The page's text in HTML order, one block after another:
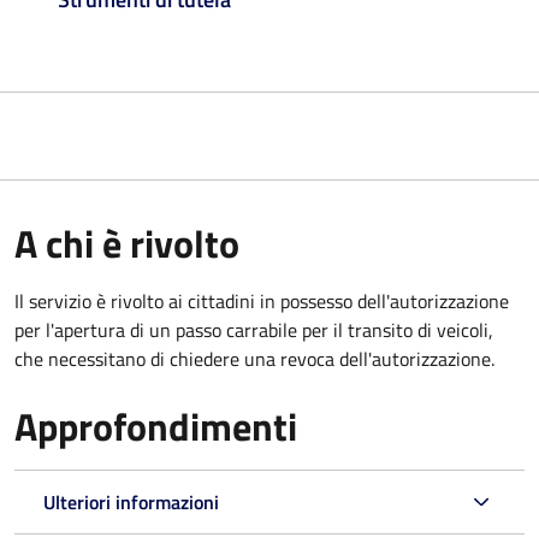
A chi è rivolto
Il servizio è rivolto ai cittadini in possesso dell'autorizzazione
per l'apertura di un passo carrabile per il transito di veicoli,
che necessitano di chiedere una revoca dell'autorizzazione.
Approfondimenti
Ulteriori informazioni